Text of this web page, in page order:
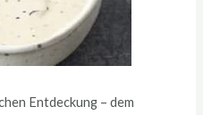
Entdeckung – dem